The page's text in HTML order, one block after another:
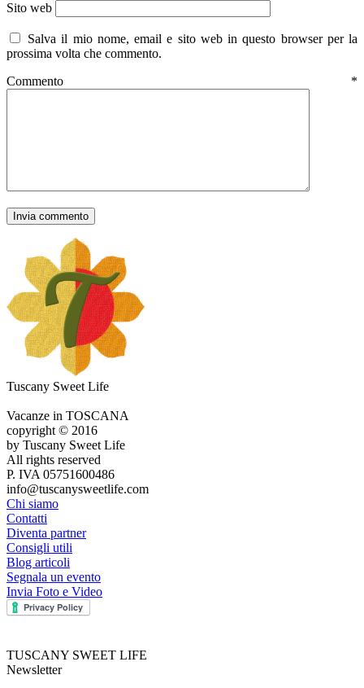
Sito web
Salva il mio nome, email e sito web in questo browser per la
prossima volta che commento.
Commento *
Tuscany Sweet Life
Vacanze in TOSCANA
copyright © 2016
by Tuscany Sweet Life
All rights reserved
P. IVA 05751600486
info@tuscanysweetlife.com
Chi siamo
Contatti
Diventa partner
Consigli utili
Blog articoli
Segnala un evento
Invia Foto e Video
TUSCANY SWEET LIFE
Newsletter